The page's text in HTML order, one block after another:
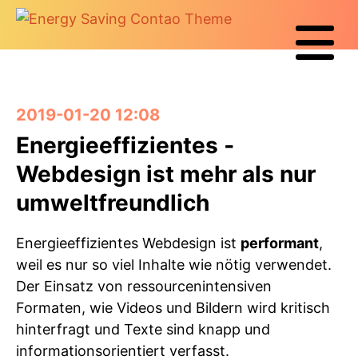
2019-01-20 12:08
Energieeffizientes ­
Webdesign ist mehr als nur
umweltfreundlich
Energieeffizientes Webdesign ist performant,
weil es nur so viel Inhalte wie nötig verwendet.
Der Einsatz von ressourcenintensiven
Formaten, wie Videos und Bildern wird kritisch
hinterfragt und Texte sind knapp und
informationsorientiert verfasst.